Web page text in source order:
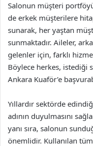
Salonun müşteri
de erkek müşterilere
sunarak, her yaştan
sunmaktadır. Aileler,
gelenler için, farklı
Böylece herkes, istediği
Ankara Kuaför’e
Yıllardır sektörde
adının duyulmasını
yanı sıra, salonun
önemlidir. Kullanılan